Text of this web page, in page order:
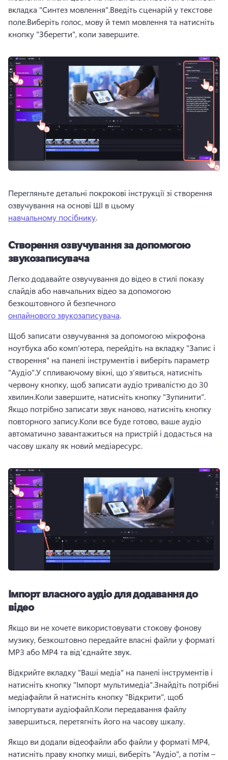
вкладка "Синтез мовлення".Введіть сценарій у текстове
поле.Виберіть голос, мову й темп мовлення та натисніть
кнопку "Зберегти", коли завершите.
Перегляньте детальні покрокові інструкції зі створення
озвучування на основі ШІ в цьому
навчальному посібнику.
Створення озвучування за допомогою
звукозаписувача
Легко додавайте озвучування до відео в стилі показу
слайдів або навчальних відео за допомогою
безкоштовного й безпечного
онлайнового звукозаписувача.
Щоб записати озвучування за допомогою мікрофона
ноутбука або комп’ютера, перейдіть на вкладку "Запис і
створення" на панелі інструментів і виберіть параметр
"Аудіо".У спливаючому вікні, що з’явиться, натисніть
червону кнопку, щоб записати аудіо тривалістю до 30
хвилин.Коли завершите, натисніть кнопку "Зупинити".
Якщо потрібно записати звук наново, натисніть кнопку
повторного запису.Коли все буде готово, ваше аудіо
автоматично завантажиться на пристрій і додасться на
часову шкалу як новий медіаресурс.
Імпорт власного аудіо для додавання до
відео
Якщо ви не хочете використовувати стокову фонову
музику, безкоштовно передайте власні файли у форматі
MP3 або MP4 та від’єднайте звук.
Відкрийте вкладку "Ваші медіа" на панелі інструментів і
натисніть кнопку "Імпорт мультимедіа".Знайдіть потрібні
медіафайли й натисніть кнопку "Відкрити", щоб
імпортувати аудіофайл.Коли передавання файлу
завершиться, перетягніть його на часову шкалу.
Якщо ви додали відеофайли або файли у форматі MP4,
натисніть праву кнопку миші, виберіть "Аудіо", а потім –